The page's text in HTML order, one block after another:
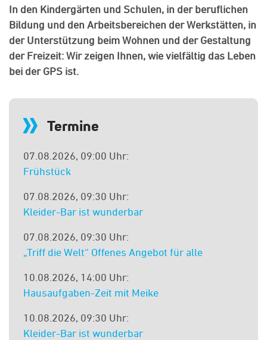
In den Kindergärten und Schulen, in der beruflichen
Bildung und den Arbeitsbereichen der Werkstätten, in
der Unterstützung beim Wohnen und der Gestaltung
der Freizeit: Wir zeigen Ihnen, wie vielfältig das Leben
bei der GPS ist.
Termine
07.08.2026, 09:00 Uhr:
Frühstück
07.08.2026, 09:30 Uhr:
Kleider-Bar ist wunderbar
07.08.2026, 09:30 Uhr:
„Triff die Welt“ Offenes Angebot für alle
10.08.2026, 14:00 Uhr:
Hausaufgaben-Zeit mit Meike
10.08.2026, 09:30 Uhr:
Kleider-Bar ist wunderbar